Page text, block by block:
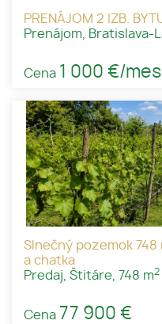
PRENÁJOM 2 IZB.
Prenájom, Bratislava-
Cena 1 000 €/
Slnečný pozemok 748
a chatka
Predaj, Štitáre, 748 m2
Cena 77 900 €